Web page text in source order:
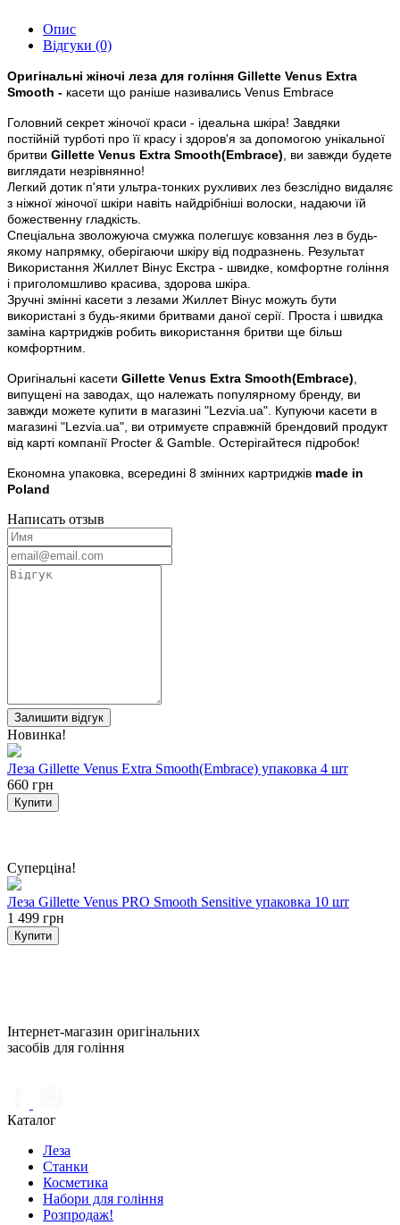
Опис
Відгуки (0)
Оригінальні жіночі леза для гоління Gillette Venus Extra
Smooth - касети що раніше називались Venus Embrace
Головний секрет жіночої краси - ідеальна шкіра! Завдяки
постійній турботі про її красу і здоров'я за допомогою унікальної
бритви Gillette Venus Extra Smooth(Embrace) , ви завжди будете
виглядати незрівнянно!
Легкий дотик п'яти ультра-тонких рухливих лез безслідно видаляє
з ніжної жіночої шкіри навіть найдрібніші волоски, надаючи їй
божественну гладкість.
Спеціальна зволожуюча смужка полегшує ковзання лез в будь-
якому напрямку, оберігаючи шкіру від подразнень. Результат
Використання Жиллет Вінус Екстра - швидке, комфортне гоління
і приголомшливо красива, здорова шкіра.
Зручні змінні касети з лезами Жиллет Вінус можуть бути
використані з будь-якими бритвами даної серії. Проста і швидка
заміна картриджів робить використання бритви ще більш
комфортним.
Оригінальні касети Gillette Venus Extra Smooth(Embrace)
випущені на заводах, що належать популярному бренду, ви
завжди можете купити в магазині "Lezvia.ua". Купуючи касети в
магазині "Lezvia.ua", ви отримуєте справжній брендовий продукт
від карті компанії Procter & Gamble. Остерігайтеся підробок!
Економна упаковка, всередині 8 змінних картриджів made in
Poland
Написать отзыв
Залишити відгук
Новинка!
Леза Gillette Venus Extra Smooth(Embrace) упаковка 4 шт
660 грн
Купити
Суперціна!
Леза Gillette Venus PRO Smooth Sensitive упаковка 10 шт
1 499 грн
Купити
Інтернет-магазин оригінальних
засобів для гоління
Каталог
Леза
Станки
Косметика
Набори для гоління
Розпродаж!